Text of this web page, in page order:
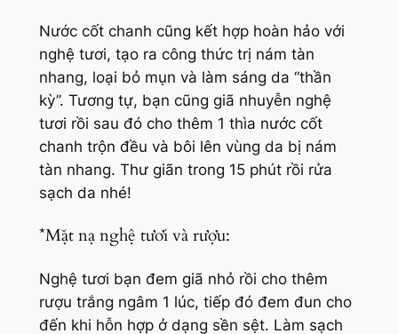
Nước cốt chanh cũng kết hợp hoàn hảo với
nghệ tươi, tạo ra công thức trị nám tàn
nhang, loại bỏ mụn và làm sáng da “thần
kỳ”. Tương tự, bạn cũng giã nhuyễn nghệ
tươi rồi sau đó cho thêm 1 thìa nước cốt
chanh trộn đều và bôi lên vùng da bị nám
tàn nhang. Thư giãn trong 15 phút rồi rửa
sạch da nhé!
*Mặt nạ nghệ tươi và rượu:
Nghệ tươi bạn đem giã nhỏ rồi cho thêm
rượu trắng ngâm 1 lúc, tiếp đó đem đun cho
đến khi hỗn hợp ở dạng sền sệt. Làm sạch